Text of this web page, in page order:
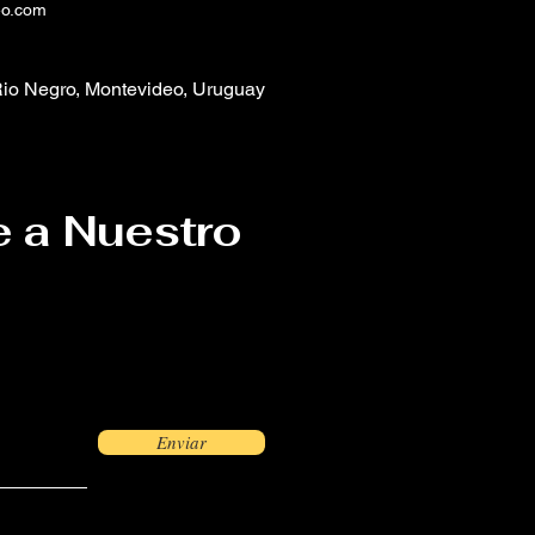
Negro, Montevideo, Uruguay
a Nuestro
Enviar